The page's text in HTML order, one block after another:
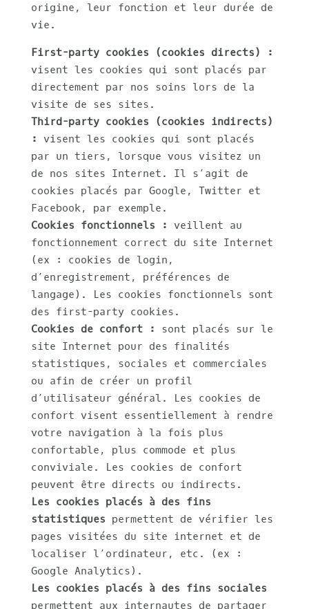
origine, leur fonction et leur durée de
vie.
First-party cookies (cookies directs) :
visent les cookies qui sont placés par
directement par nos soins lors de la
visite de ses sites.
Third-party cookies (cookies indirects)
: visent les cookies qui sont placés
par un tiers, lorsque vous visitez un
de nos sites Internet. Il s’agit de
cookies placés par Google, Twitter et
Facebook, par exemple.
Cookies fonctionnels : veillent au
fonctionnement correct du site Internet
(ex : cookies de login,
d’enregistrement, préférences de
langage). Les cookies fonctionnels sont
des first-party cookies.
Cookies de confort : sont placés sur le
site Internet pour des finalités
statistiques, sociales et commerciales
ou afin de créer un profil
d’utilisateur général. Les cookies de
confort visent essentiellement à rendre
votre navigation à la fois plus
confortable, plus commode et plus
conviviale. Les cookies de confort
peuvent être directs ou indirects.
Les cookies placés à des fins
statistiques permettent de vérifier les
pages visitées du site internet et de
localiser l’ordinateur, etc. (ex :
Google Analytics).
Les cookies placés à des fins sociales
permettent aux internautes de partager